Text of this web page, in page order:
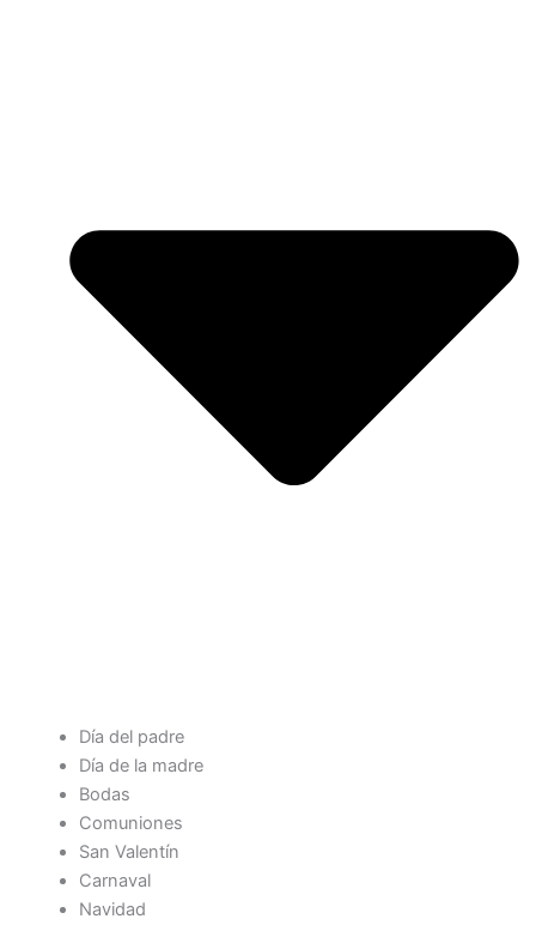
Día del padre
Día de la madre
Bodas
Comuniones
San Valentín
Carnaval
Navidad